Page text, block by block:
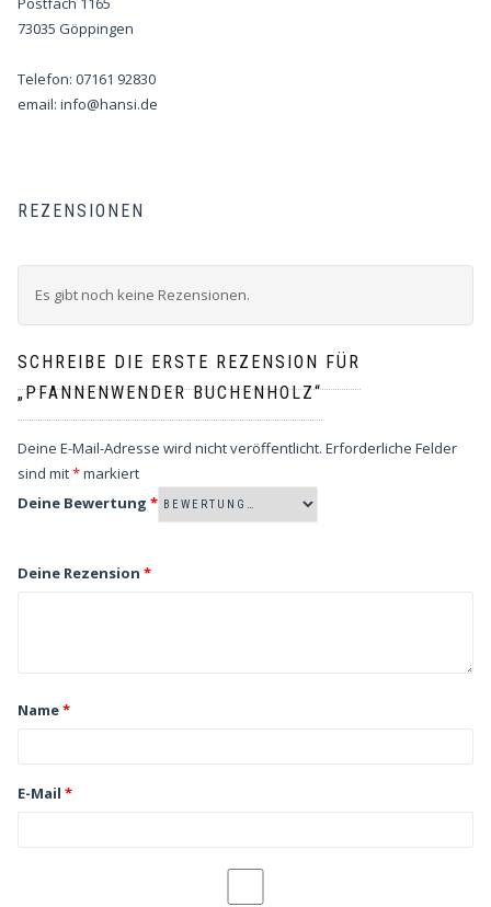
73035 Göppingen
Telefon: 07161 92830
email: info@hansi.de
REZENSIONEN
Es gibt noch keine Rezensionen.
SCHREIBE DIE ERSTE REZENSION FÜR
„PFANNENWENDER BUCHENHOLZ“
Deine E-Mail-Adresse wird nicht veröffentlicht. Erforderliche Felder
sind mit*markiert
Deine Bewertung *
Deine Rezension *
Name*
E-Mail *